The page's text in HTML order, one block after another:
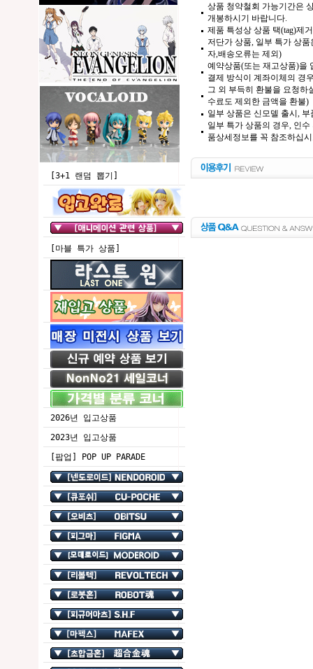
[3+1 랜덤 뽑기]
[마블 특가 상품]
2026년 입고상품
2023년 입고상품
[팝업] POP UP PARADE
상품 청약철회 가능기간은
개봉하시기 바랍니다.
제품 특성상 상품 택(tag)제
저단가 상품, 일부 특가 상
자,배송오류는 제외)
예약상품(또는 재고상품)을
결제 방식이 계좌이체의 경
그 외 부득히 환불을 요청하
수료도 제외한 금액을 환불)
일부 상품은 신모델 출시,
일부 특가 상품의 경우, 인
품상세정보를 꼭 참조하십